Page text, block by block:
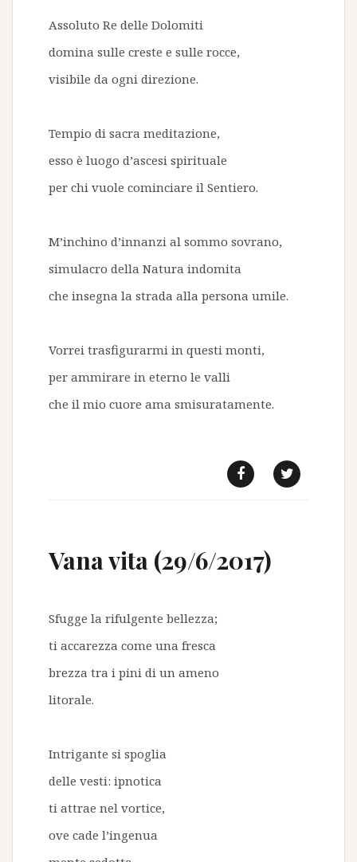
Assoluto Re delle Dolomiti
domina sulle creste e sulle rocce,
visibile da ogni direzione.
Tempio di sacra meditazione,
esso è luogo d’ascesi spirituale
per chi vuole cominciare il Sentiero.
M’inchino d’innanzi al sommo sovrano,
simulacro della Natura indomita
che insegna la strada alla persona umile.
Vorrei trasfigurarmi in questi monti,
per ammirare in eterno le valli
che il mio cuore ama smisuratamente.
Vana vita (29/6/2017)
Sfugge la rifulgente bellezza;
ti accarezza come una fresca
brezza tra i pini di un ameno
litorale.
Intrigante si spoglia
delle vesti: ipnotica
ti attrae nel vortice,
ove cade l’ingenua